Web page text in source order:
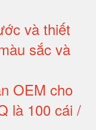
và thiết
sắc và
OEM cho
là 100 cái /